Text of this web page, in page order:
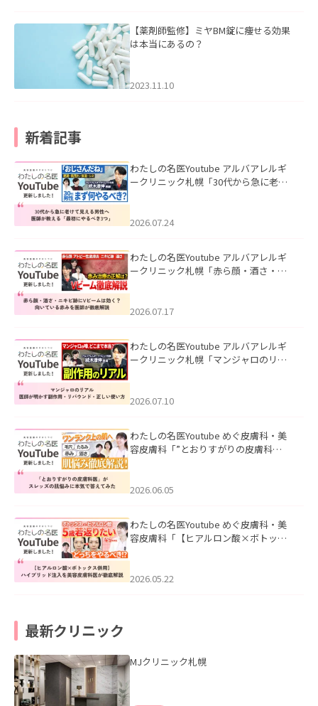
【薬剤師監修】ミヤBM錠に痩せる効果
は本当にあるの？
2023.11.10
新着記事
わたしの名医Youtube アルバアレルギ
ークリニック札幌「30代から急に老け
た。
2026.07.24
わたしの名医Youtube アルバアレルギ
ークリニック札幌「赤ら顔・酒さ・ニ
した。
2026.07.17
わたしの名医Youtube アルバアレルギ
ークリニック札幌「マンジャロのリア
た。
2026.07.10
わたしの名医Youtube めぐ皮膚科・美
容皮膚科「”とおりすがりの皮膚科
2026.06.05
わたしの名医Youtube めぐ皮膚科・美
容皮膚科「【ヒアルロン酸×ボトック
た。
2026.05.22
最新クリニック
MJクリニック札幌